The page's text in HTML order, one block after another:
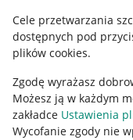
Cele przetwarzania
dostępnych pod
plików cookies.
Zgodę wyrażasz
Możesz ją w każdym
zakładce Ustawienia
Wycofanie zgody nie
Pobierz aplikację